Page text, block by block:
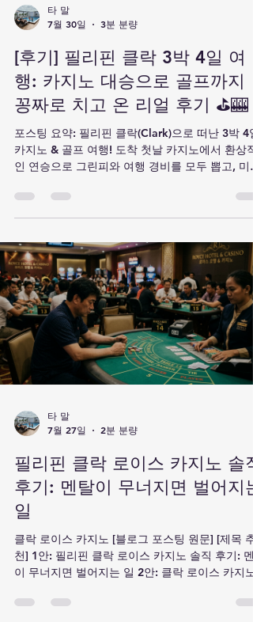
타 말
7월 30일
3분 분량
행: 카지노 대승으로 골프까지
포스팅 요약: 필리핀 클락(Clark)으로 떠난 3박 4일
카지노 & 골프 여행! 도착 첫날 카지노에서 환상적
인 연승으로 그린피와 여행 경비를 모두 뽑고, 미모
사 Plus CC와 디하이츠 CC에서 공짜 라운딩을 즐
스릴 넘치는 리얼 후기입니다. 일정표부터 현지 꿀
팁까지 정리했습니다. 📌 한눈에 보는 3박 4일 일
& 경비 요약 일차 주요 일정 주요 스팟 / 내용 비고
일차 클락 공항 도착 & 카지노 탐색 클락 국제공항
(CRK) 입국 → 스위소텔/한 카지노(Hann Casino)
일차 공짜 골프 1차전 & 휴식 미모사 Plus CC 18
라운딩 → 한 카지노 한식당 석식 → 마사지 승전가
후 첫 티샷 3일차 공짜 골프 2차전 & 프라이빗 풀
하이츠 CC(구 썬밸리) 18홀 라운딩 → 카바나 수영
장 휴식 → 바비큐 파티 클락 최고 뷰 감상 4일차
핑 & 귀국 준비 SM시티 클락 쇼핑
타 말
7월 27일
2분 분량
후기: 멘탈이 무너지면 벌어지는